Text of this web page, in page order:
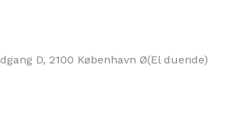
D, 2100 København Ø(El duende)